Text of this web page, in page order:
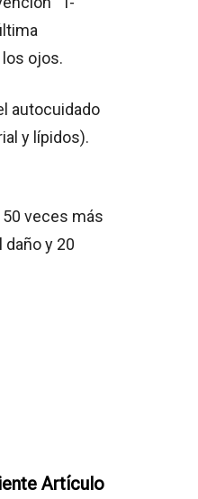
ojos.
autocuidado
y lípidos).
veces más
y 20
Artículo